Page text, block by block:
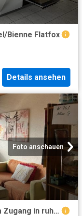
Bienne Flatfox
Details ansehen
Foto anschauen
Charmante Wohnung mit eigenem Zugang in ruhigem Wohnquartier